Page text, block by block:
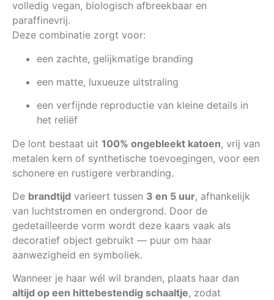
volledig vegan, biologisch afbreekbaar en
paraffinevrij.
Deze combinatie zorgt voor:
een zachte, gelijkmatige branding
een matte, luxueuze uitstraling
een verfijnde reproductie van kleine details in
het reliëf
De lont bestaat uit 100% ongebleekt katoen, vrij van
metalen kern of synthetische toevoegingen, voor een
schonere en rustigere verbranding.
De brandtijd varieert tussen 3 en 5 uur, afhankelijk
van luchtstromen en ondergrond. Door de
gedetailleerde vorm wordt deze kaars vaak als
decoratief object gebruikt — puur om haar
aanwezigheid en symboliek.
Wanneer je haar wél wil branden, plaats haar dan
altijd op een hittebestendig schaaltje, zodat